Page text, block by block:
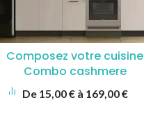
Composez votre cuisine
Combo cashmere
De 15,00€à 169,00€